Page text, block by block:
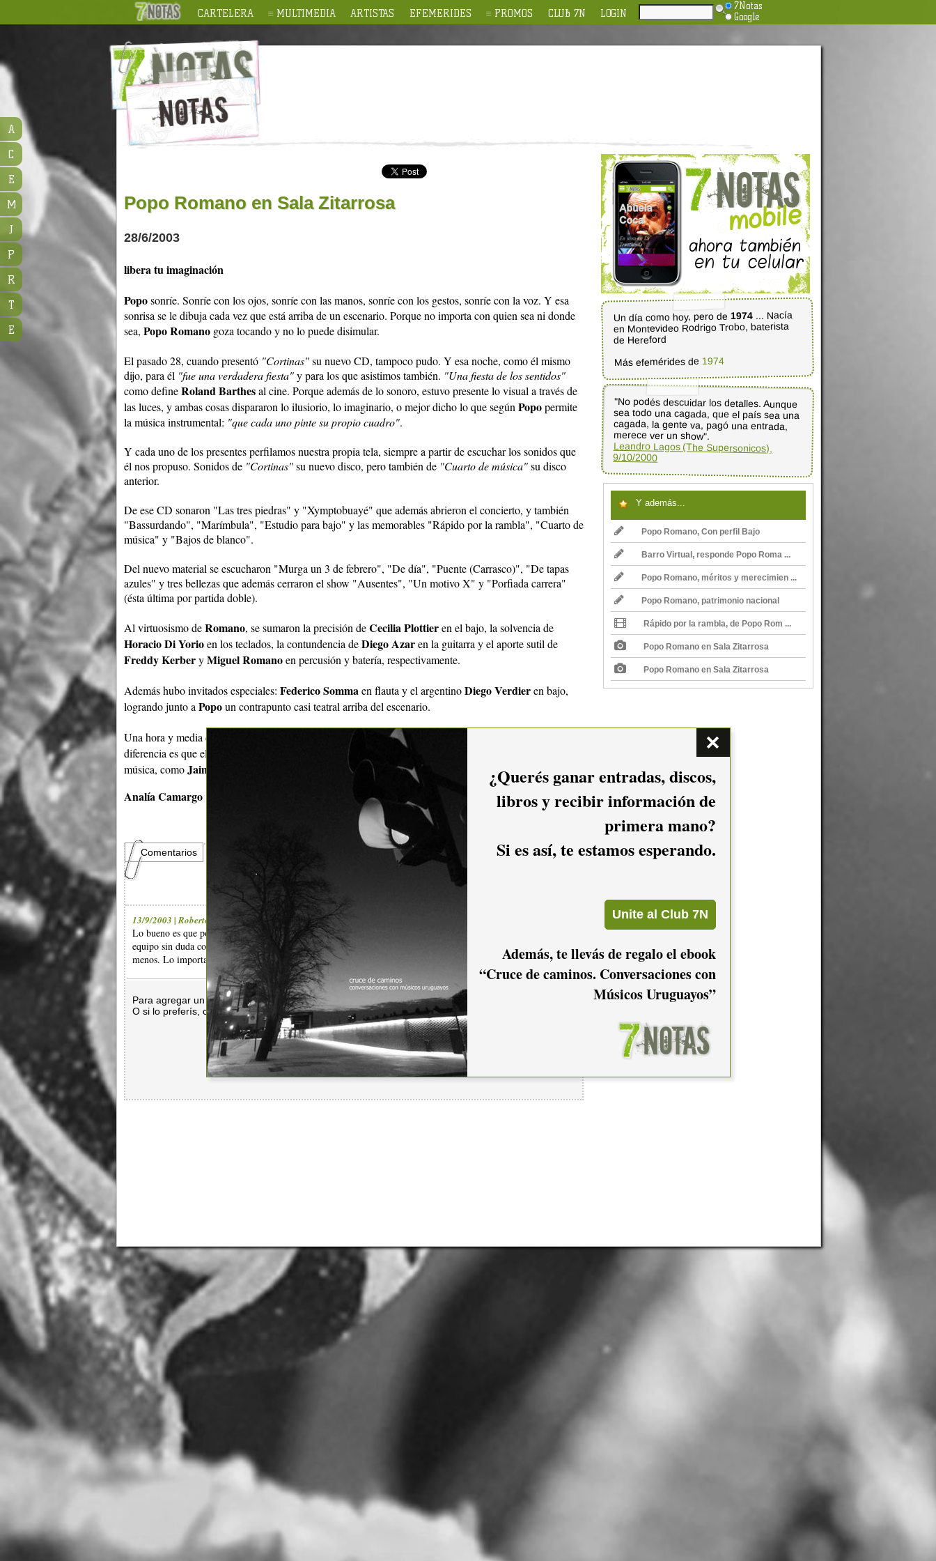
CARTELERA MULTIMEDIA ARTISTAS EFEMERIDES PROMOS CLUB 7N LOGIN
7Notas
Google
Popo Romano en Sala Zitarrosa
28/6/2003
libera tu imaginación
Poposonríe. Sonríe con los ojos, sonríe con las manos, sonríe con los gestos, sonríe con la voz. Y esa
sonrisa se le dibuja cada vez que está arriba de un escenario. Porque no importa con quien sea ni donde
sea, Popo Romano goza tocando y no lo puede disimular.
El pasado 28, cuando presentó "Cortinas"su nuevo CD, tampoco pudo. Y esa noche, como él mismo
dijo, para él "fue una verdadera fiesta"y para los que asistimos también. "Una fiesta de los sentidos"
como defineRoland Barthesal cine. Porque además de lo sonoro, estuvo presente lo visual a través de
las luces, y ambas cosas dispararon lo ilusiorio, lo imaginario, o mejor dicho lo que segúnPopopermite
la música instrumental: "que cada uno pinte su propio cuadro".
Y cada uno de los presentes perfilamos nuestra propia tela, siempre a partir de escuchar los sonidos que
él nos propuso. Sonidos de "Cortinas"su nuevo disco, pero también de "Cuarto de música"su disco
anterior.
De ese CD sonaron "Las tres piedras" y "Xymptobuayé" que además abrieron el concierto, y también
"Bassurdando", "Marímbula", "Estudio para bajo" y las memorables "Rápido por la rambla", "Cuarto de
música" y "Bajos de blanco".
Del nuevo material se escucharon "Murga un 3 de febrero", "De día", "Puente (Carrasco)", "De tapas
azules" y tres bellezas que además cerraron el show "Ausentes", "Un motivo X" y "Porfiada carrera"
(ésta última por partida doble).
Al virtuosismo deRomano, se sumaron la precisión deCecilia Plottieren el bajo, lasolvencia de
Horacio Di Yorioen losteclados, la contundencia deDiego Azaren la guitarra y el aporte sutil de
Freddy KerberyMiguel Romanoen percusión y batería, respectivamente.
Además hubo invitados especiales: Federico Sommaen flauta y el argentinoDiego Verdieren bajo,
logrando junto aPopoun contrapunto casi teatral arriba del escenario.
Una hora y media después de haber empezado, el recital termina.
diferencia es que el disfrute también fue nuestro y ahora también nosotros nos vamos, como
música, comoJaime "con la sonrisa dibujada".
Analía Camargo
Comentarios
13/9/2003 | Roberto
Lo bueno es que podamos expresarnos libremente y sin duda Romano es buen mùsico pero los que estan en su
equipo sin duda contribuyen a que suene bien. Si es modesto, humilde, elegante, fino o imponente es lo de
menos. Lo importante es que sin duda sabe lo que hace.
Para agregar un comentario es necesario hacer
O si lo preferís, con
Facebook
Un día como hoy, pero de 1974 ... Nacía
en Montevideo Rodrigo Trobo, baterista
de Hereford
Más efemérides de 1974
"No podés descuidar los detalles. Aunque
sea todo una cagada, que el país sea una
cagada, la gente va, pagó una entrada,
merece ver un show".
Leandro Lagos (The Supersonicos),
9/10/2000
Y además...
Popo Romano, Con perfil Bajo
Barro Virtual, responde Popo Roma ...
Popo Romano, méritos y merecimien ...
Popo Romano, patrimonio nacional
Rápido por la rambla, de Popo Rom ...
Popo Romano en Sala Zitarrosa
Popo Romano en Sala Zitarrosa
A
C
E
M
J
P
R
T
E
¿Querés ganar entradas, discos,
libros y recibir información de
primera mano?
Si es así, te estamos esperando.
Además, te llevás de regalo el ebook
“Cruce de caminos. Conversaciones con
Músicos Uruguayos”